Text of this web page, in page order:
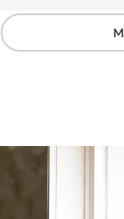
Bildern, Videos und
das erste aber definitiv
danken vielmals und